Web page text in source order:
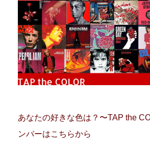
あなたの好きな色は？〜TAP the
ンバーはこちらから